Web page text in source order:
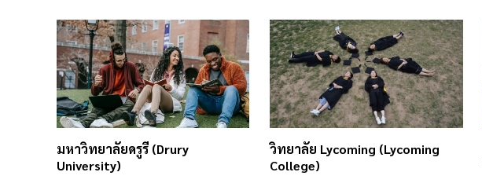
มหาวิทยาลัยดรูรี (Drury
University)
วิทยาลัย Lycoming (Lycoming
College)